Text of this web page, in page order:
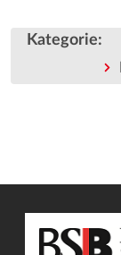
Kategorie: